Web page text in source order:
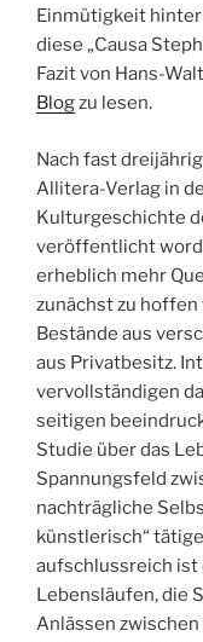
Einmütigkeit hinter
diese „Causa
Fazit von Hans-
Blogzu lesen.
Nach fast
Allitera-Verlag in
Kulturgeschichte
veröffentlicht
erheblich mehr
zunächst zu
Bestände aus
aus Privatbesitz.
vervollständigen
seitigen
Studie über das
Spannungsfeld
nachträgliche
künstlerisch“
aufschlussreich ist
Lebensläufen, die
Anlässen